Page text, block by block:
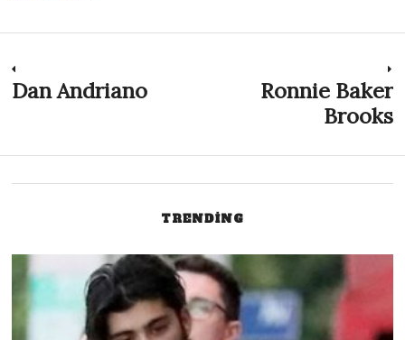
Post
Previous
Dan Andriano
Ronnie Baker
Brooks
TRENDING